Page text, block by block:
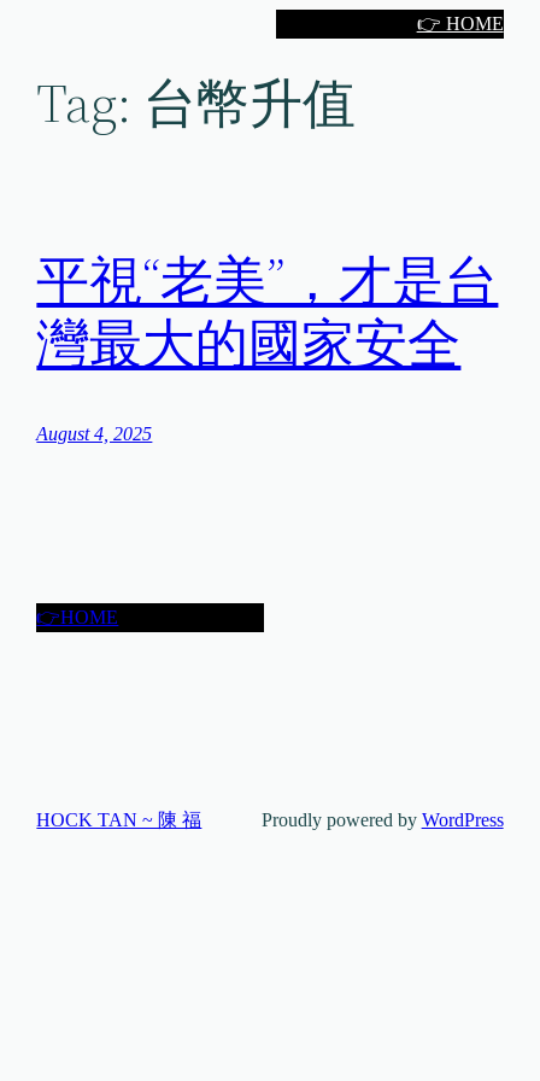
👉 HOME
Tag: 台幣升值
平視“老美”，才是台
灣最大的國家安全
August 4, 2025
👉HOME
HOCK TAN ~ 陳 福 Proudly powered by WordPress